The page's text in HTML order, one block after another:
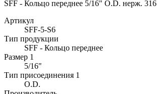
SFF - Кольцо переднее 5/16" O.D. нерж. 316
Артикул
SFF-5-S6
Тип продукции
SFF - Кольцо переднее
Размер 1
5/16"
Тип присоединения 1
O.D.